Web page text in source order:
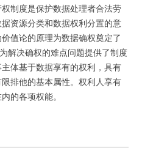
制度是保护数据处理者合法劳
资源分类和数据权利分置的意
值论的原理为数据确权奠定了
解决确权的难点问题提供了制度
体基于数据享有的权利，具有
排他的基本属性。权利人享有
的各项权能。